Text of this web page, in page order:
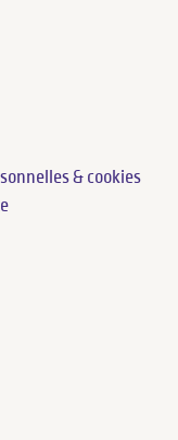
& cookies